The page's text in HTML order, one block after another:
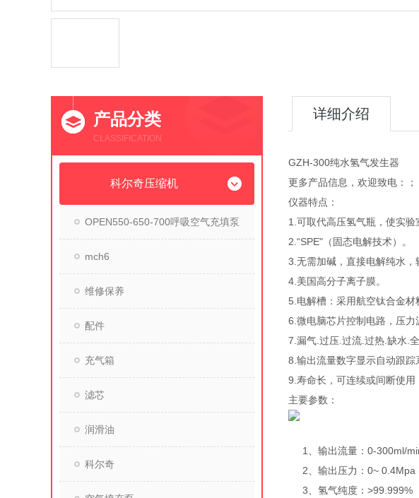
产品分类
CLASSIFICATION
科尔奇压缩机
OPEN550-650-700呼吸空气充填泵
mch6
维修保养
配件
充气箱
滤芯
润滑油
科尔奇
详细介绍
GZH-300纯水氢气发生器
更多产品信息，欢迎致电：；
仪器特点：
1.可取代高压氢气瓶，使实验
2.“SPE"（固态电解技术）。
3.无需加碱，直接电解纯水，
4.美国高分子离子膜。
5.电解槽：采用航空钛合金材
6.微电脑芯片控制电路，压力
7.漏气.过压.过流.过热.缺水.
8.输出流量数字显示自动跟踪
9.寿命长，可连续或间断使用
主要参数：
1、输出流量：0-300ml/
2、输出压力：0~ 0.4Mpa
3、氢气纯度：>99.999%